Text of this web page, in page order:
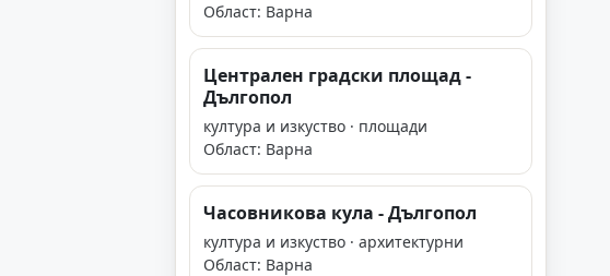
Област: Варна
Централен градски площад -
Дългопол
култура и изкуство · площади
Област: Варна
Часовникова кула - Дългопол
култура и изкуство · архитектурни
Област: Варна